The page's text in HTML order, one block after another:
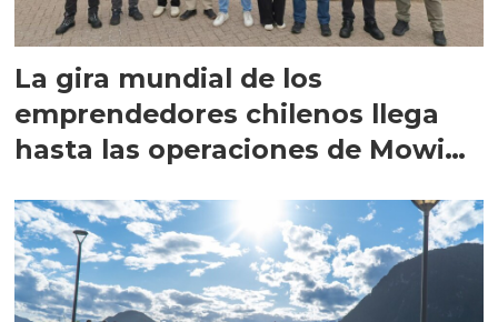
La gira mundial de los
emprendedores chilenos llega
hasta las operaciones de Mowi